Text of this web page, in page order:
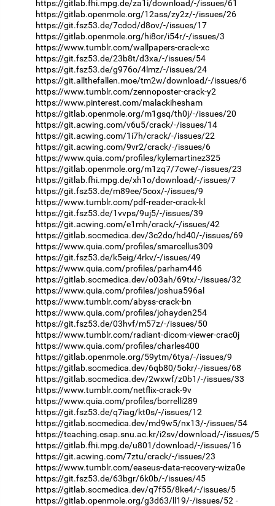
https://gitlab.fhi.mpg.de/za1i/download/-/issues/61
https://gitlab.openmole.org/12ass/zy2z/-/issues/26
https://git.fsz53.de/7cdod/d8ov/-/issues/17
https://gitlab.openmole.org/hi8or/i54r/-/issues/3
https://www.tumblr.com/wallpapers-crack-xc
https://git.fsz53.de/23b8t/d3xa/-/issues/54
https://git.fsz53.de/g976o/4lmz/-/issues/24
https://git.allthefallen.moe/tm2w/download/-/issues/6
https://www.tumblr.com/zennoposter-crack-y2
https://www.pinterest.com/malackihesham
https://gitlab.openmole.org/m1gsq/th0j/-/issues/20
https://git.acwing.com/v6u5/crack/-/issues/14
https://git.acwing.com/1i7h/crack/-/issues/22
https://git.acwing.com/9vr2/crack/-/issues/6
https://www.quia.com/profiles/kylemartinez325
https://gitlab.openmole.org/m1zq7/7cwe/-/issues/23
https://gitlab.fhi.mpg.de/xh1o/download/-/issues/7
https://git.fsz53.de/m89ee/5cox/-/issues/9
https://www.tumblr.com/pdf-reader-crack-kl
https://git.fsz53.de/1vvps/9uj5/-/issues/39
https://git.acwing.com/e1mh/crack/-/issues/42
https://gitlab.socmedica.dev/3c2do/hd40/-/issues/69
https://www.quia.com/profiles/smarcellus309
https://git.fsz53.de/k5eig/4rkv/-/issues/49
https://www.quia.com/profiles/parham446
https://gitlab.socmedica.dev/o03ah/69tx/-/issues/32
https://www.quia.com/profiles/joshua596al
https://www.tumblr.com/abyss-crack-bn
https://www.quia.com/profiles/johayden254
https://git.fsz53.de/03hvf/m57z/-/issues/50
https://www.tumblr.com/radiant-dicom-viewer-crac0j
https://www.quia.com/profiles/charles400
https://gitlab.openmole.org/59ytm/6tya/-/issues/9
https://gitlab.socmedica.dev/6qb80/5okr/-/issues/68
https://gitlab.socmedica.dev/2wxwf/z0b1/-/issues/33
https://www.tumblr.com/netflix-crack-9v
https://www.quia.com/profiles/borrelli289
https://git.fsz53.de/q7iag/kt0s/-/issues/12
https://gitlab.socmedica.dev/md9w5/nx13/-/issues/54
https://teaching.csap.snu.ac.kr/i2sv/download/-/issues/5
https://gitlab.fhi.mpg.de/u801/download/-/issues/16
https://git.acwing.com/7ztu/crack/-/issues/23
https://www.tumblr.com/easeus-data-recovery-wiza0e
https://git.fsz53.de/63bgr/6k0b/-/issues/45
https://gitlab.socmedica.dev/q7f55/8ke4/-/issues/5
https://gitlab.openmole.org/g3d63/ll19/-/issues/52